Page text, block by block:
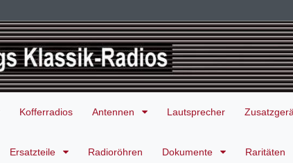
Kofferradios Antennen Lautsprecher
Ersatzteile Radioröhren Dokumente Raritäten